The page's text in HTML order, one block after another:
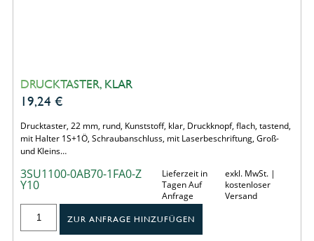
DRUCKTASTER, KLAR
19,24 €
Drucktaster, 22 mm, rund, Kunststoff, klar, Druckknopf, flach, tastend,
mit Halter 1S+1Ö, Schraubanschluss, mit Laserbeschriftung, Groß-
und Kleins…
3SU1100-0AB70-1FA0-Z
Y10
Lieferzeit in
Tagen Auf
Anfrage
exkl. MwSt. |
kostenloser
Versand
ZUR ANFRAGE HINZUFÜGEN